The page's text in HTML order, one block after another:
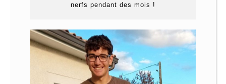
nerfs pendant des mois !